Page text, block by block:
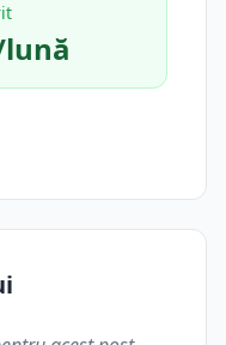
lună